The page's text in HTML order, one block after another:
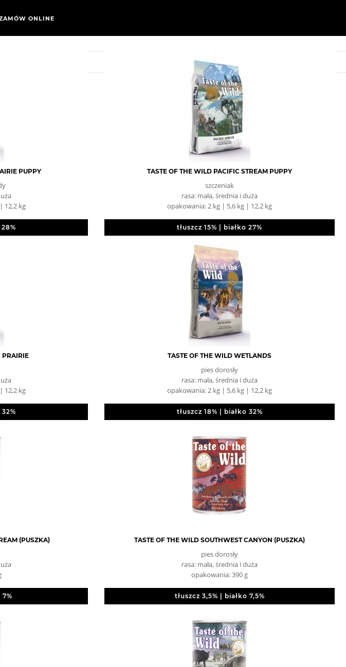
ONLINE
PUPPY
12,2 kg
TASTE OF THE WILD PACIFIC STREAM PUPPY
szczeniak
rasa: mała, średnia i duża
opakowania: 2 kg | 5,6 kg | 12,2 kg
tłuszcz 15% | białko 27%
PRAIRIE
12,2 kg
TASTE OF THE WILD WETLANDS
pies dorosły
rasa: mała, średnia i duża
opakowania: 2 kg | 5,6 kg | 12,2 kg
tłuszcz 18% | białko 32%
(PUSZKA) TASTE OF THE WILD SOUTHWEST CANYON (PUSZKA)
pies dorosły
rasa: mała, średnia i duża
opakowania: 390 g
tłuszcz 3,5% | białko 7,5%